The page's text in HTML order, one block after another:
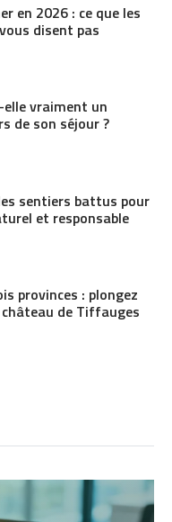
en 2026 : ce que les
disent pas
elle vraiment un
de son séjour ?
sentiers battus pour
et responsable
provinces : plongez
de Tiffauges